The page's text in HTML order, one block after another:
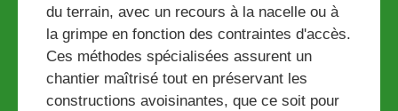
du terrain, avec un recours à la nacelle ou à
la grimpe en fonction des contraintes d'accès.
Ces méthodes spécialisées assurent un
chantier maîtrisé tout en préservant les
constructions avoisinantes, que ce soit pour